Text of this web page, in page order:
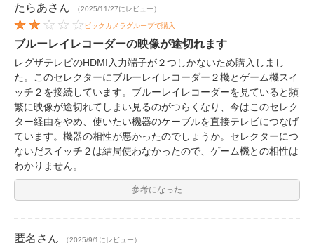
たらあさん （2025/11/27にレビュー）
ビックカメラグループで購入
ブルーレイレコーダーの映像が途切れます
レグザテレビのHDMI入力端子が２つしかないため購入しまし
た。このセレクターにブルーレイレコーダー２機とゲーム機スイ
ッチ２を接続しています。ブルーレイレコーダーを見ていると頻
繁に映像が途切れてしまい見るのがつらくなり、今はこのセレク
ター経由をやめ、使いたい機器のケーブルを直接テレビにつなげ
ています。機器の相性が悪かったのでしょうか。セレクターにつ
ないだスイッチ２は結局使わなかったので、ゲーム機との相性は
わかりません。
参考になった
匿名 さん （2025/9/1にレビュー）